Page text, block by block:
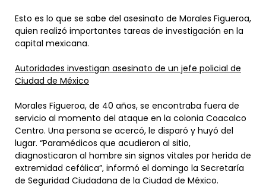
Esto es lo que se sabe del asesinato de Morales Figueroa,
quien realizó importantes tareas de investigación en la
capital mexicana.
Autoridades investigan asesinato de un jefe policial de
Ciudad de México
Morales Figueroa, de 40 años, se encontraba fuera de
servicio al momento del ataque en la colonia Coacalco
Centro. Una persona se acercó, le disparó y huyó del
lugar. “Paramédicos que acudieron al sitio,
diagnosticaron al hombre sin signos vitales por herida de
extremidad cefálica”, informó el domingo la Secretaría
de Seguridad Ciudadana de la Ciudad de México.